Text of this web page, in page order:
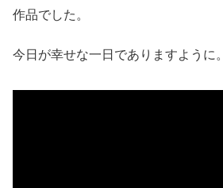
作品でした。
今日が幸せな一日でありますように。